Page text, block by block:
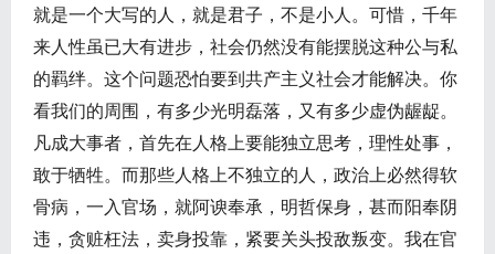
就是一个大写的人，就是君子，不是小人。可惜，千年
来人性虽已大有进步，社会仍然没有能摆脱这种公与私
的羁绊。这个问题恐怕要到共产主义社会才能解决。你
看我们的周围，有多少光明磊落，又有多少虚伪龌龊。
凡成大事者，首先在人格上要能独立思考，理性处事，
敢于牺牲。而那些人格上不独立的人，政治上必然得软
骨病，一入官场，就阿谀奉承，明哲保身，甚而阳奉阴
违，贪赃枉法，卖身投靠，紧要关头投敌叛变。我在官